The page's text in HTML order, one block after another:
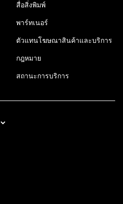
สื่อสิ่งพิมพ์
พาร์ทเนอร์
ตัวแทนโฆษณาสินค้าและบริการ
กฎหมาย
สถานะการบริการ